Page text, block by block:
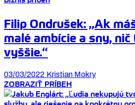
Filip Ondrušek: „Ak
malé ambície a sny,
vyššie.“
03/03/2022 Kristian Mokry
ZOBRAZIŤ PRÍBEH